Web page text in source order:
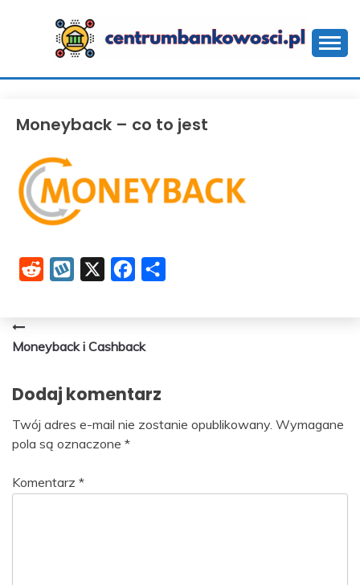
Moneyback – co to jest
Reddit Wykop Facebook
Nawigacja
wpisu
Moneyback i Cashback
Dodaj komentarz
Twój adres e-mail nie zostanie opublikowany. Wymagane
pola są oznaczone *
Komentarz *